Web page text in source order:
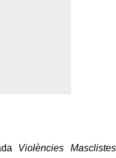
Violències Masclistes